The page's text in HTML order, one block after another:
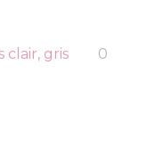
clair, gris
0